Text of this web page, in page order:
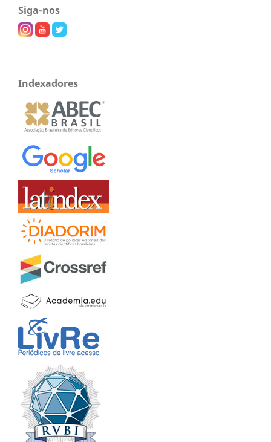
Siga-nos
Indexadores